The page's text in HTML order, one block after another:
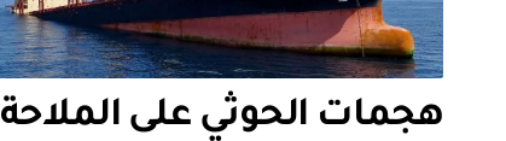
هجمات الحوثي على الملاحة